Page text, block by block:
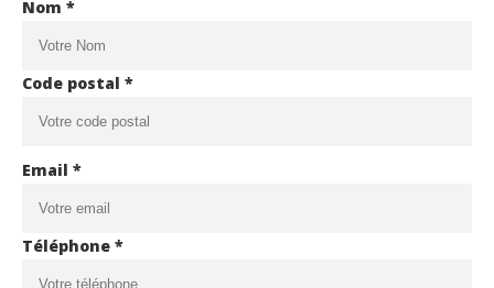
Nom *
Code postal *
Email *
Téléphone *